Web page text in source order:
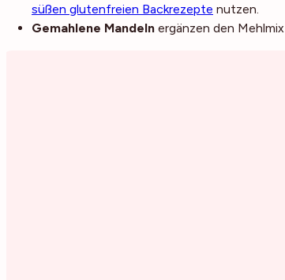
süßen glutenfreien Backrezepte nutzen.
Gemahlene Mandeln ergänzen den